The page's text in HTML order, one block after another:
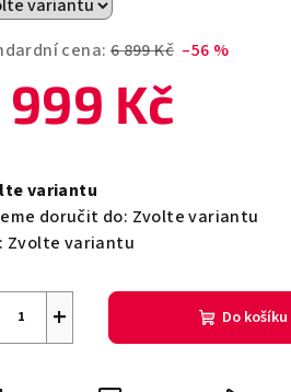
cena: 6 899 Kč –56 %
999 Kč
variantu
doručit do: Zvolte variantu
Zvolte variantu
+ Do košíku